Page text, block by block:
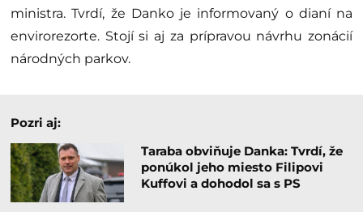
ministra. Tvrdí, že Danko je informovaný o dianí na
envirorezorte. Stojí si aj za prípravou návrhu zonácií
národných parkov.
Pozri aj:
Taraba obviňuje Danka: Tvrdí, že
ponúkol jeho miesto Filipovi
Kuffovi a dohodol sa s PS